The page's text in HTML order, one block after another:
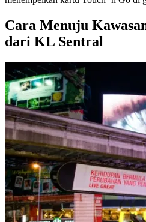
Cara Menuju
dari KL Sentral